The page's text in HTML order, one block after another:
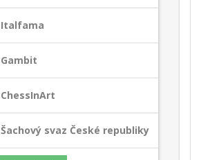
Italfama
Gambit
ChessInArt
Šachový svaz České republiky